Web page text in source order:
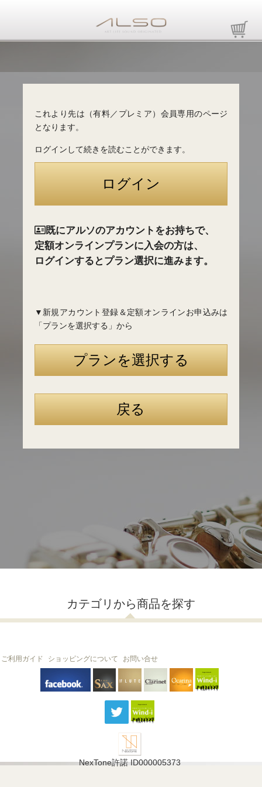
これより先は（有料／プレミア）会員専用のページ
となります。
ログインして続きを読むことができます。
既にアルソのアカウントをお持ちで、
定額オンラインプランに入会の方は、
ログインするとプラン選択に進みます。
▼新規アカウント登録＆定額オンラインお申込みは
「プランを選択する」から
カテゴリから商品を探す
THE SAX The Clarinet
Ocarina
ご利用ガイド ショッピングについて お問い合せ
NexTone許諾 ID000005373